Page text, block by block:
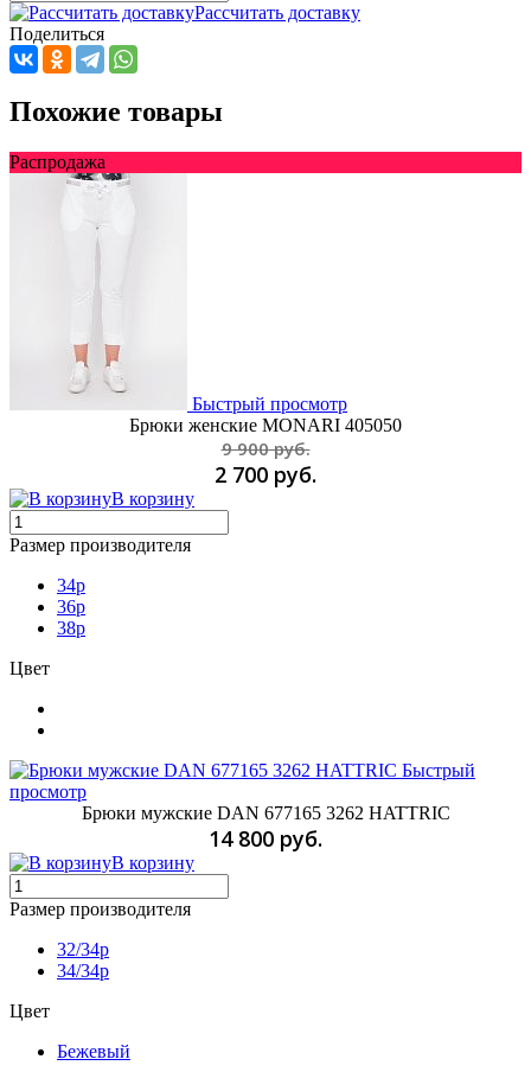
Рассчитать доставку
Поделиться
Похожие товары
Распродажа
Быстрый просмотр
Брюки женские MONARI 405050
9 900 руб.
2 700 руб.
В корзину
Размер производителя
34p
36p
38p
Цвет
Быстрый
просмотр
Брюки мужские DAN 677165 3262 HATTRIC
14 800 руб.
В корзину
Размер производителя
32/34p
34/34p
Цвет
Бежевый